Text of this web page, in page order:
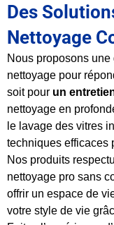
Des
Nettoyage
Nous proposons
nettoyage pour
soit pour un
nettoyage en
le lavage des vitres
techniques efficaces
Nos produits
nettoyage pro sans
offrir un espace de
votre style de vie